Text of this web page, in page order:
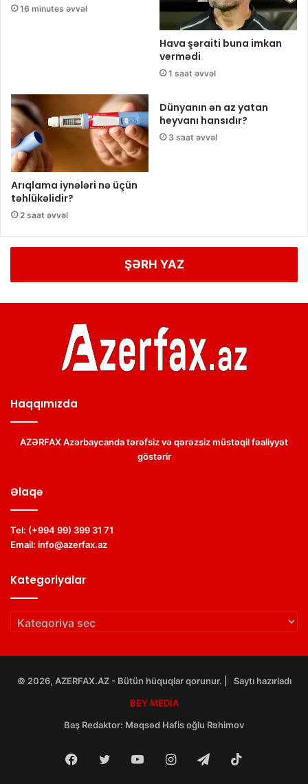
16 minutes əvvəl
Hava şəraiti buna imkan
vermədi
1 saat əvvəl
Arıqlama iynələri nə üçün
təhlükəlidir?
2 saat əvvəl
Dünyanın ən az yatan
heyvanı hansıdır?
3 saat əvvəl
ŞƏRH YAZ
Haqqımızda
AZƏRFAX Azərbaycanda tərəfsiz və qərəzsiz müstəqil fəaliyyət
göstərir
Əlaqə
Tel: (+994 99) 399 31 71
Email: info@azerfax.az
Kategoriyalar
Kategoriyalar
© 2026, AZERFAX.AZ - Bütün hüquqlar qorunur. | Saytı hazırladı
BEY MEDİA
Baş Redaktor: Məqsəd Hafis oğlu Rəhimov
Facebook
Twitter YouTubeInstagramTelegram